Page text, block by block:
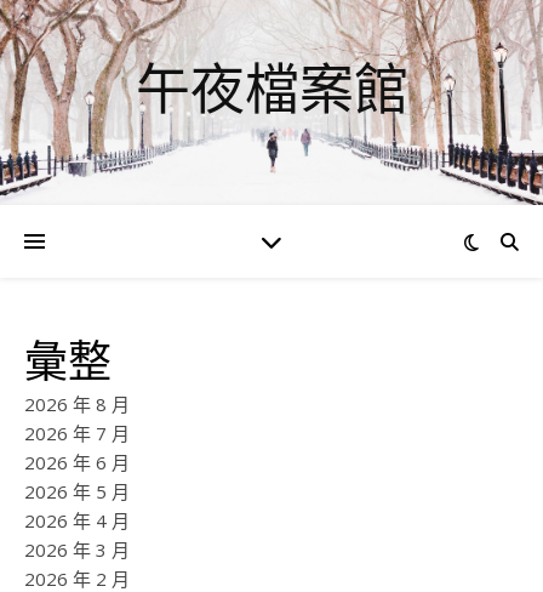
午夜檔案館
彙整
2026 年 8 月
2026 年 7 月
2026 年 6 月
2026 年 5 月
2026 年 4 月
2026 年 3 月
2026 年 2 月